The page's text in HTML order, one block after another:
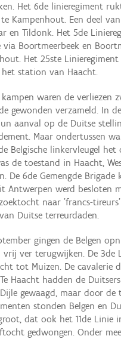
Het 6de linieregiment
Kampenhout. Een deel
en Tildonk. Het 5de
Boortmeerbeek en
Het 25ste
station van Haacht.
waren de verliezen
gewonden verzameld. In
aanval op de Duitse
Maar ondertussen
Belgische linkervleugel
de toestand in Haacht,
De 6de Gemengde
Antwerpen werd besloten
naar 'francs-
Duitse terreurdaden.
gingen de Belgen
vrij ver terugwijken. De 3de
tot Muizen. De
Haacht hadden de
gewaagd, maar door de
stonden Belgen en
dat ook het 11de Linie
gedwongen. Onder